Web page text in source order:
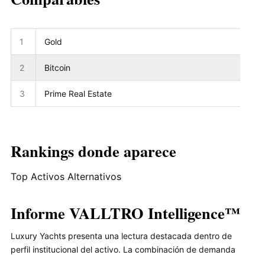
1 Gold
2 Bitcoin
3 Prime Real Estate
Rankings donde aparece
Top Activos Alternativos
Informe VALLTRO Intelligence™
Luxury Yachts presenta una lectura destacada dentro de
perfil institucional del activo. La combinación de demanda